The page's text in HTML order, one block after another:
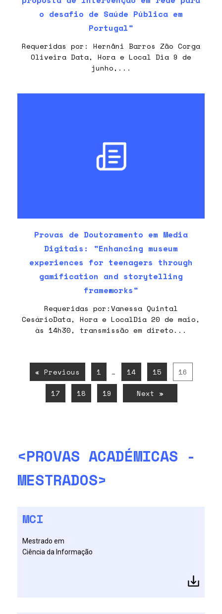
o desafio de Saúde Pública em
Portugal”
Requeridas por: Hernâni Barros Zão Corga
Oliveira Data, Hora e Local Dia 9 de
junho,...
Provas de Doutoramento em Media
Digitais: ”Enhancing museum
experiences for teenagers through
gamification and storytelling
frameworks”
Requeridas por:Vanessa Quintal
CesárioData, Hora e LocalDia 20 de maio,
às 14h30, transmissão em direto...
« Previous 1 … 14 15 16
17 18 19 Next »
<PROVAS ACADÉMICAS -
MESTRADOS>
MCI
Mestrado em
Ciência da Informação